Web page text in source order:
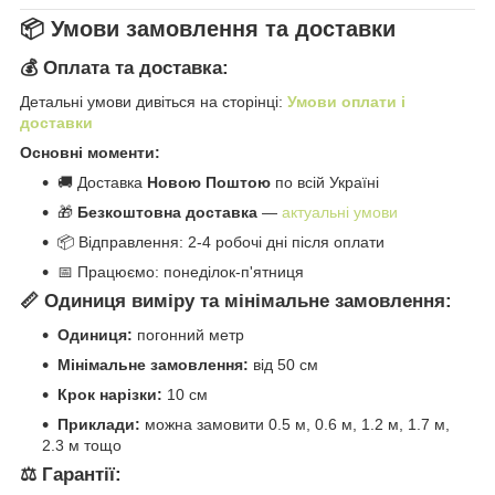
📦 Умови замовлення та доставки
💰 Оплата та доставка:
Детальні умови дивіться на сторінці: Умови оплати і
доставки
Основні моменти:
🚚 Доставка Новою Поштою по всій Україні
🎁 Безкоштовна доставка — актуальні умови
📦 Відправлення: 2-4 робочі дні після оплати
📅 Працюємо: понеділок-п'ятниця
📏 Одиниця виміру та мінімальне замовлення:
Одиниця: погонний метр
Мінімальне замовлення: від 50 см
Крок нарізки: 10 см
Приклади: можна замовити 0.5 м, 0.6 м, 1.2 м, 1.7 м,
2.3 м тощо
⚖️ Гарантії: